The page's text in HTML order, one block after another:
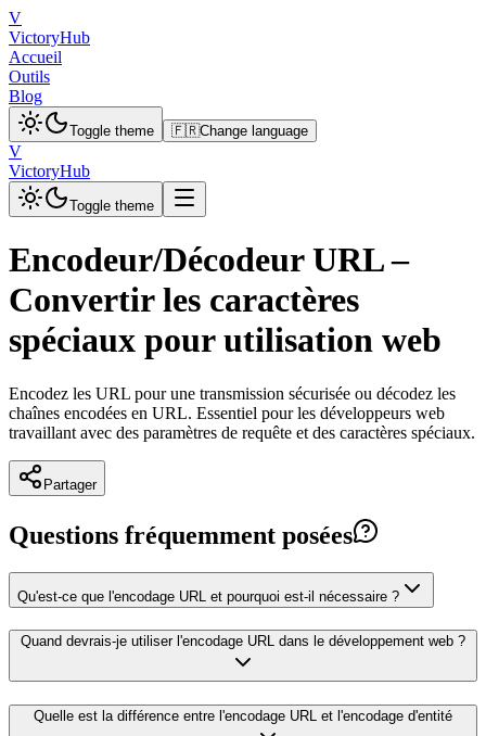
V
VictoryHub
Accueil
Outils
Blog
Toggle theme 🇫🇷Change language
V
VictoryHub
Toggle theme
Encodeur/Décodeur URL –
Convertir les caractères
spéciaux pour utilisation web
Encodez les URL pour une transmission sécurisée ou décodez les
chaînes encodées en URL. Essentiel pour les développeurs web
travaillant avec des paramètres de requête et des caractères spéciaux.
Partager
Questions fréquemment posées
Qu'est-ce que l'encodage URL et pourquoi est-il nécessaire ?
Quand devrais-je utiliser l'encodage URL dans le développement web ?
Quelle est la différence entre l'encodage URL et l'encodage d'entité